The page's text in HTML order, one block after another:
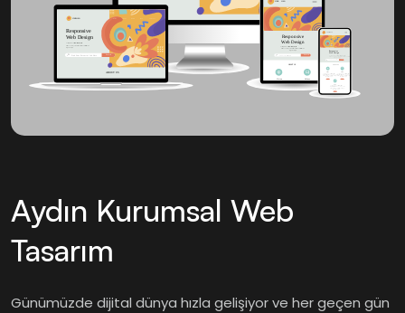
Aydın Kurumsal Web
Tasarım
Günümüzde dijital dünya hızla gelişiyor ve her geçen gün